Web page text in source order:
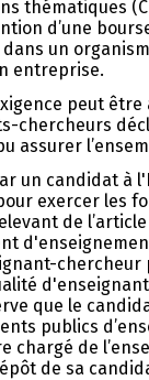
thématiques
d’une
dans un
entreprise.
peut
chercheurs
assurer
un candidat à
exercer les
de l’article
que le
publics
chargé de
de sa